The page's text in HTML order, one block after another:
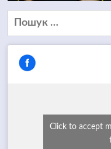
Пошук:
Click to accept